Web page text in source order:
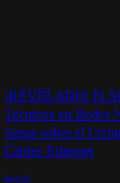
¡REVELADO! El
Técnicos en Redes
Sepas sobre el
Cables Ethernet
dacstyle